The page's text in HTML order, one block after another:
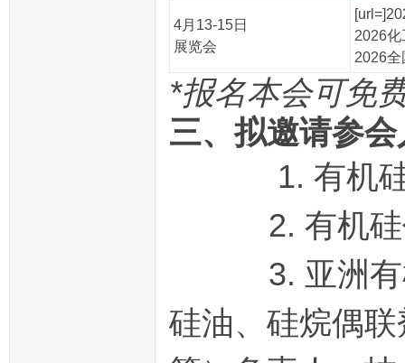
4月13-15日
展览会
2026
2026
*报名本会可免
三、拟邀请参
1. 有机硅行
2. 有机硅代
3. 亚洲有机
硅油、硅烷偶